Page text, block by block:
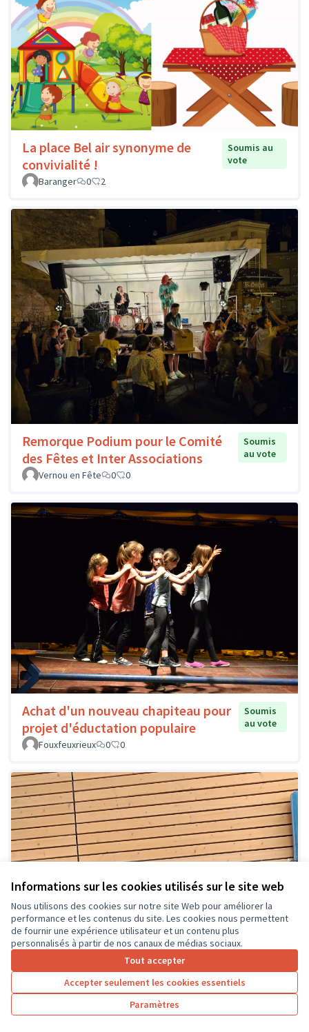
Informations sur les cookies utilisés sur le site web
Nous utilisons des cookies sur notre site Web pour améliorer la
performance et les contenus du site. Les cookies nous permettent
de fournir une expérience utilisateur et un contenu plus
personnalisés à partir de nos canaux de médias sociaux.
Tout accepter
Accepter seulement les cookies essentiels
Paramètres
La place Bel air synonyme de
convivialité !
Soumis au
vote
Baranger
0 2
Remorque Podium pour le Comité
des Fêtes et Inter Associations
Soumis
au vote
Vernou en Fête
0 0
Achat d'un nouveau chapiteau pour
projet d'éductation populaire
Soumis
au vote
Fouxfeuxrieux
0 0